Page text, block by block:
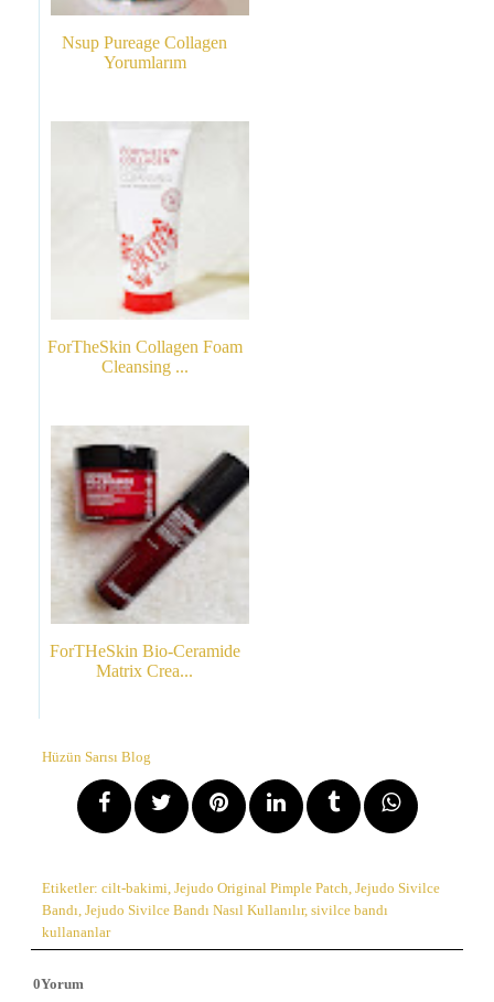
Nsup Pureage Collagen
Yorumlarım
ForTheSkin Collagen Foam
Cleansing ...
ForTHeSkin Bio-Ceramide
Matrix Crea...
Hüzün Sarısı Blog
Etiketler: cilt-bakimi, Jejudo Original Pimple Patch, Jejudo Sivilce
Bandı, Jejudo Sivilce Bandı Nasıl Kullanılır, sivilce bandı
kullananlar
0Yorum